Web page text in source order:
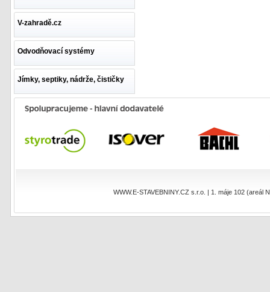
V-zahradě.cz
Odvodňovací systémy
Jímky, septiky, nádrže, čističky
WWW.E-STAVEBNINY.CZ s.r.o. | 1. máje 102